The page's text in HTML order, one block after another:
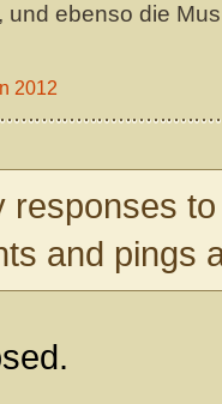
und ebenso die
2012
responses
and pings